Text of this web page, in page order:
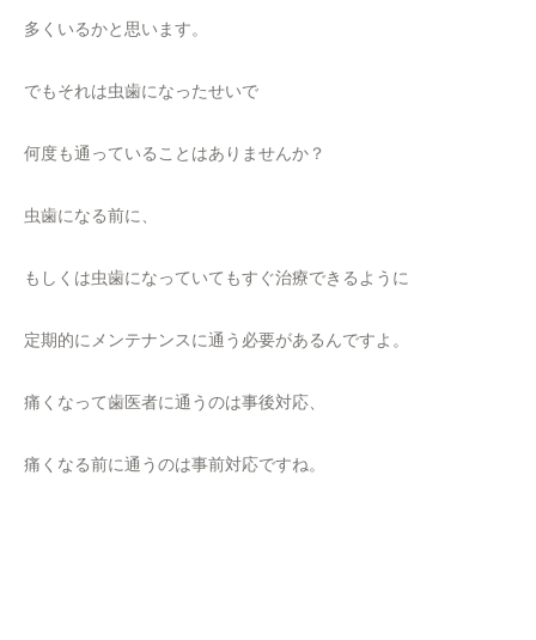
多くいるかと思います。
でもそれは虫歯になったせいで
何度も通っていることはありませんか？
虫歯になる前に、
もしくは虫歯になっていてもすぐ治療できるように
定期的にメンテナンスに通う必要があるんですよ。
痛くなって歯医者に通うのは事後対応、
痛くなる前に通うのは事前対応ですね。